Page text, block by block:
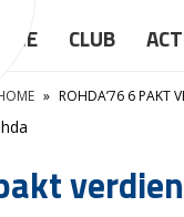
CLUB
» ROHDA’76 6 PAKT